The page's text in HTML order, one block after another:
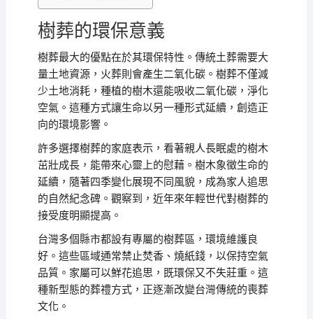
樹葬的環保意義
樹葬最大的優點在於其環保特性。傳統土葬需要大
量土地資源，火葬則會產生二氧化碳。樹葬不僅減
少土地消耗，種植的樹木還能吸收二氧化碳，淨化
空氣。這種方式讓生命以另一種形式延續，創造正
向的環境影響。
許多選擇樹葬的家庭表示，看著親人長眠處的樹木
茁壯成長，能帶來心靈上的慰藉。樹木象徵生命的
延續，隨著四季變化展現不同風貌，成為家人追思
的自然紀念碑。觀察到，近年來年輕世代對樹葬的
接受度明顯提高。
台灣多個縣市都設有專屬的樹葬區，環境維護良
好。這些區域通常禁止焚香、燒紙錢，以保持空氣
品質。家屬可以鮮花追思，既環保又不失莊重。這
種新型態的葬禮方式，正逐漸改變台灣傳統的喪葬
文化。